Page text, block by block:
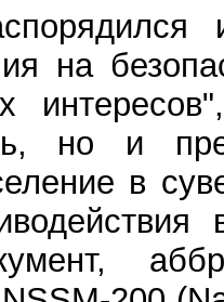
на
но и
в